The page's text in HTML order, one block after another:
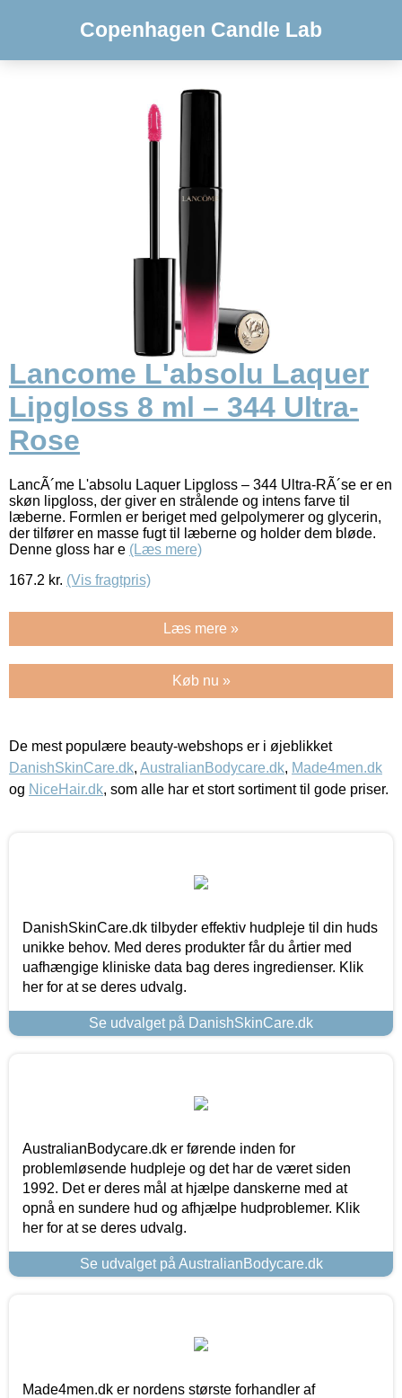
Copenhagen Candle Lab
Lancome L'absolu Laquer
Lipgloss 8 ml – 344 Ultra-
Rose
LancÃ´me L'absolu Laquer Lipgloss – 344 Ultra-RÃ´se er en
skøn lipgloss, der giver en strålende og intens farve til
læberne. Formlen er beriget med gelpolymerer og glycerin,
der tilfører en masse fugt til læberne og holder dem bløde.
Denne gloss har e (Læs mere)
167.2 kr. (Vis fragtpris)
Læs mere »
Køb nu »
De mest populære beauty-webshops er i øjeblikket
DanishSkinCare.dk, AustralianBodycare.dk, Made4men.dk
og NiceHair.dk, som alle har et stort sortiment til gode priser.
DanishSkinCare.dk tilbyder effektiv hudpleje til din huds
unikke behov. Med deres produkter får du årtier med
uafhængige kliniske data bag deres ingredienser. Klik
her for at se deres udvalg.
Se udvalget på DanishSkinCare.dk
AustralianBodycare.dk er førende inden for
problemløsende hudpleje og det har de været siden
1992. Det er deres mål at hjælpe danskerne med at
opnå en sundere hud og afhjælpe hudproblemer. Klik
her for at se deres udvalg.
Se udvalget på AustralianBodycare.dk
Made4men.dk er nordens største forhandler af